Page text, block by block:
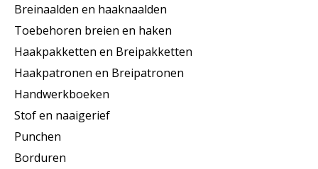
Breinaalden en haaknaalden
Toebehoren breien en haken
Haakpakketten en Breipakketten
Haakpatronen en Breipatronen
Handwerkboeken
Stof en naaigerief
Punchen
Borduren